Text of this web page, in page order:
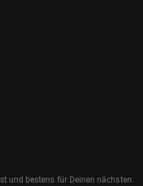
und bestens für Deinen nächsten